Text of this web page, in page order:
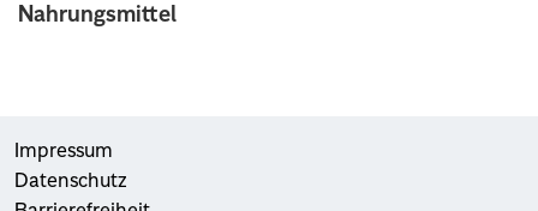
Nahrungsmittel
Impressum
Datenschutz